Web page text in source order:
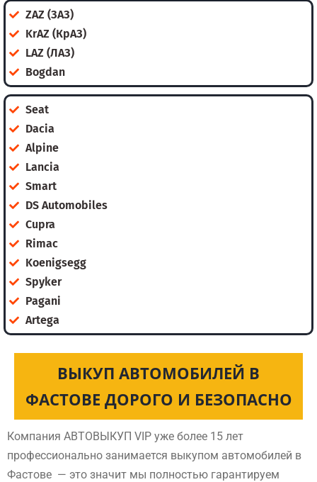
ZAZ (ЗАЗ)
KrAZ (КрАЗ)
LAZ (ЛАЗ)
Bogdan
Seat
Dacia
Alpine
Lancia
Smart
DS Automobiles
Cupra
Rimac
Koenigsegg
Spyker
Pagani
Artega
ВЫКУП АВТОМОБИЛЕЙ В
ФАСТОВЕ ДОРОГО И БЕЗОПАСНО
Компания АВТОВЫКУП VIP уже более 15 лет
профессионально занимается выкупом автомобилей в
Фастове — это значит мы полностью гарантируем